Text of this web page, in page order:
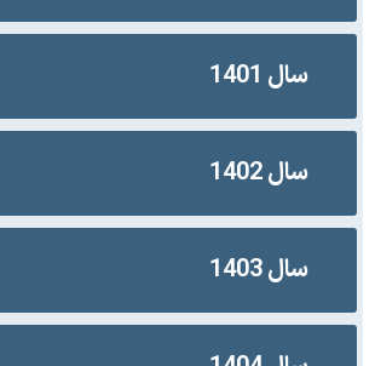
سال 1401
سال 1402
سال 1403